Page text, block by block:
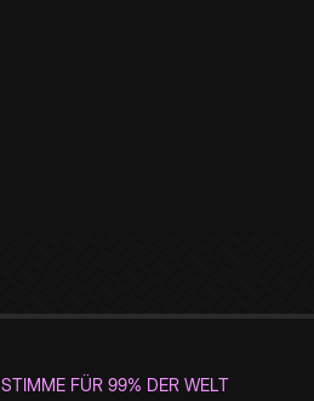
STIMME FÜR 99% DER WELT